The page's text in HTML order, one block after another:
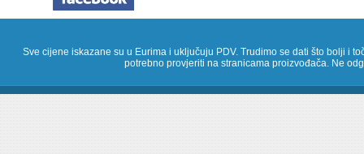
Sve cijene iskazane su u Eurima i uključuju PDV. Trudimo se dati što bolji i
potrebno provjeriti na stranicama proizvođača. Ne